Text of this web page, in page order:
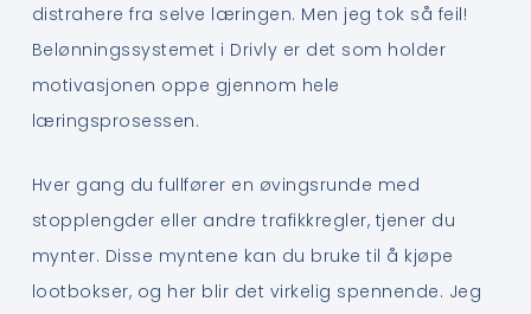
distrahere fra selve læringen. Men jeg tok så feil!
Belønningssystemet i Drivly er det som holder
motivasjonen oppe gjennom hele
læringsprosessen.
Hver gang du fullfører en øvingsrunde med
stopplengder eller andre trafikkregler, tjener du
mynter. Disse myntene kan du bruke til å kjøpe
lootbokser, og her blir det virkelig spennende. Jeg